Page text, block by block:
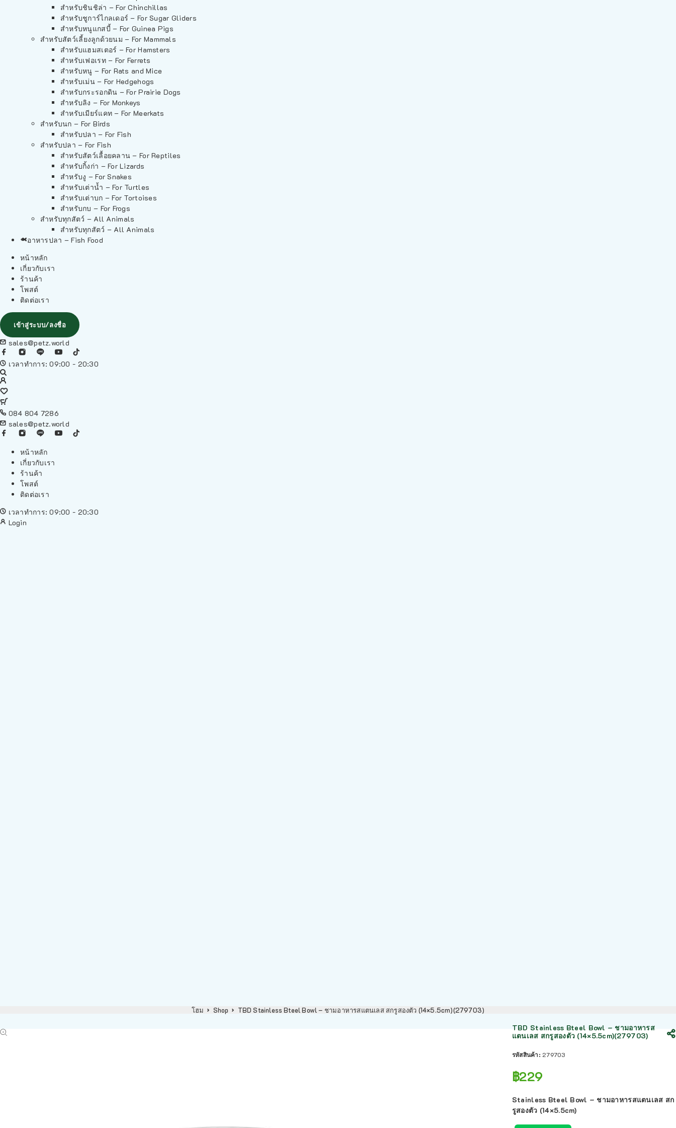
สำหรับชินชิล่า – For Chinchillas
สำหรับชูการ์ไกลเดอร์ – For Sugar Gliders
สำหรับหนูแกสบี้ – For Guinea Pigs
สำหรับสัตว์เลี้ยงลูกด้วยนม – For Mammals
สำหรับแฮมสเตอร์ – For Hamsters
สำหรับเฟอเรท – For Ferrets
สำหรับหนู – For Rats and Mice
สำหรับเม่น – For Hedgehogs
สำหรับกระรอกดิน – For Prairie Dogs
สำหรับลิง – For Monkeys
สำหรับเมียร์แคท – For Meerkats
สำหรับนก – For Birds
สำหรับปลา – For Fish
สำหรับปลา – For Fish
สำหรับสัตว์เลื้อยคลาน – For Reptiles
สำหรับกิ้งก่า – For Lizards
สำหรับงู – For Snakes
สำหรับเต่าน้ำ – For Turtles
สำหรับเต่าบก – For Tortoises
สำหรับกบ – For Frogs
สำหรับทุกสัตว์ – All Animals
สำหรับทุกสัตว์ – All Animals
อาหารปลา – Fish Food
หน้าหลัก
เกี่ยวกับเรา
ร้านค้า
โพสต์
ติดต่อเรา
เข้าสู่ระบบ/ลงชื่อ
sales@petz.world
เวลาทำการ: 09:00 - 20:30
084 804 7286
sales@petz.world
หน้าหลัก
เกี่ยวกับเรา
ร้านค้า
โพสต์
ติดต่อเรา
เวลาทำการ: 09:00 - 20:30
Login
โฮม Shop TBD Stainless Bteel Bowl – ชามอาหารสแตนเลส สกรูสองตัว (14×5.5cm)(279703)
TBD Stainless Bteel Bowl – ชามอาหารส
แตนเลส สกรูสองตัว (14×5.5cm)(279703)
รหัสสินค้า: 279703
฿229
Stainless Bteel Bowl – ชามอาหารสแตนเลส สก
รูสองตัว (14×5.5cm)